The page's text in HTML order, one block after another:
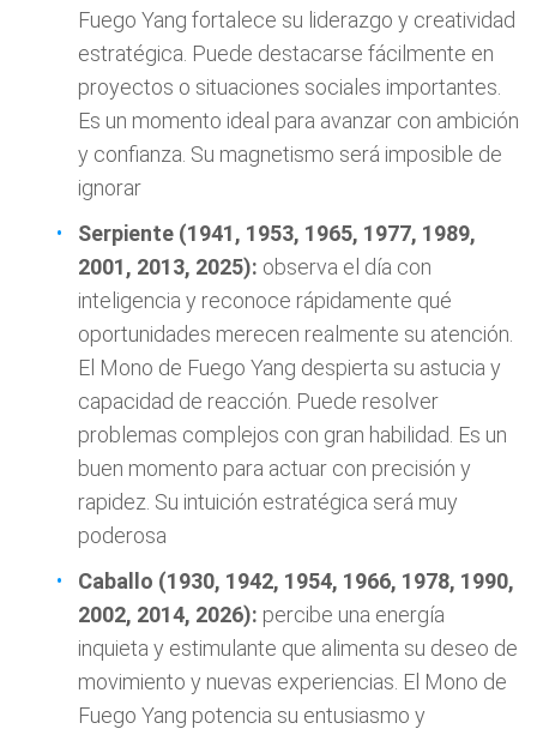
Fuego Yang fortalece su liderazgo y creatividad
estratégica. Puede destacarse fácilmente en
proyectos o situaciones sociales importantes.
Es un momento ideal para avanzar con ambición
y confianza. Su magnetismo será imposible de
ignorar
Serpiente (1941, 1953, 1965, 1977, 1989,
2001, 2013, 2025): observa el día con
inteligencia y reconoce rápidamente qué
oportunidades merecen realmente su atención.
El Mono de Fuego Yang despierta su astucia y
capacidad de reacción. Puede resolver
problemas complejos con gran habilidad. Es un
buen momento para actuar con precisión y
rapidez. Su intuición estratégica será muy
poderosa
Caballo (1930, 1942, 1954, 1966, 1978, 1990,
2002, 2014, 2026): percibe una energía
inquieta y estimulante que alimenta su deseo de
movimiento y nuevas experiencias. El Mono de
Fuego Yang potencia su entusiasmo y